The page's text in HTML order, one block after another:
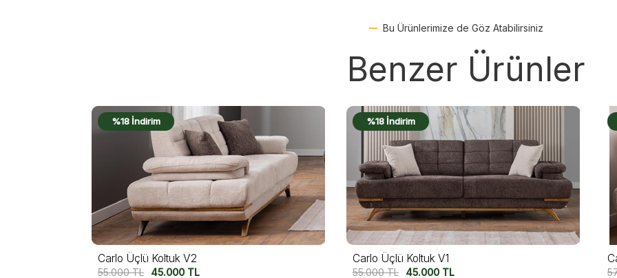
Bu Ürünlerimize de Göz Atabilirsiniz
Benzer Ürünler
%18 İndirim
Carlo Üçlü Koltuk V1
55.000TL 45.000 TL
%17 İndirim
Capri Üçlü Koltuk
57.500TL 47.500TL